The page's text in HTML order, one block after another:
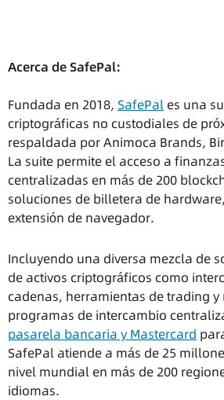
Acerca de SafePal:
Fundada en 2018, SafePal es una
criptográficas no custodiales de
respaldada por Animoca Brands,
La suite permite el acceso a
centralizadas en más de 200
soluciones de billetera de
extensión de navegador.
Incluyendo una diversa mezcla de
de activos criptográficos como
cadenas, herramientas de trading
programas de intercambio
pasarela bancaria y Mastercard
SafePal atiende a más de 25
nivel mundial en más de 200
idiomas.